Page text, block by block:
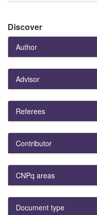
Discover
Author
Advisor
Referees
Contributor
CNPq areas
Document type